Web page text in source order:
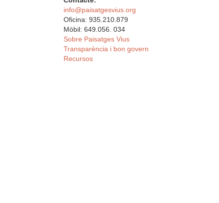
info@paisatgesvius.org
Oficina: 935.210.879
Mòbil: 649.056. 034
Sobre Paisatges Vius
Transparència i bon govern
Recursos